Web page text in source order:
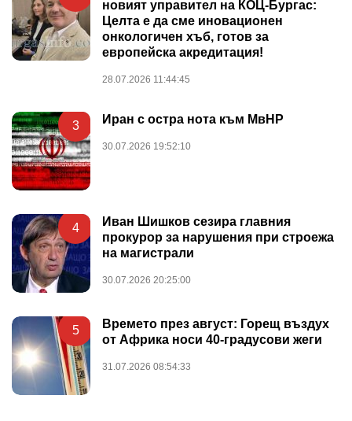
новият управител на КОЦ-Бургас:
Целта е да сме иновационен
онкологичен хъб, готов за
европейска акредитация!
28.07.2026 11:44:45
3 Иран с остра нота към МвНР
30.07.2026 19:52:10
4
Иван Шишков сезира главния
прокурор за нарушения при строежа
на магистрали
30.07.2026 20:25:00
5
Времето през август: Горещ въздух
от Африка носи 40-градусови жеги
31.07.2026 08:54:33